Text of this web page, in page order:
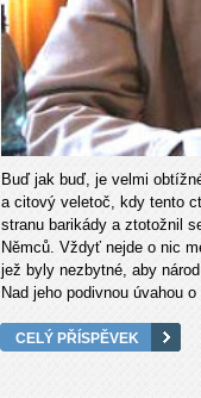
Buď jak buď, je velmi
a citový veletoč, kdy tento
stranu barikády a ztotožnil
Němců. Vždyť nejde o nic
jež byly nezbytné, aby
Nad jeho podivnou úvahou
CELÝ PŘÍSPĚVEK